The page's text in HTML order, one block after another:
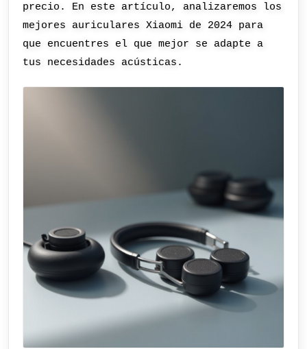
precio. En este artículo, analizaremos los
mejores auriculares Xiaomi de 2024 para
que encuentres el que mejor se adapte a
tus necesidades acústicas.